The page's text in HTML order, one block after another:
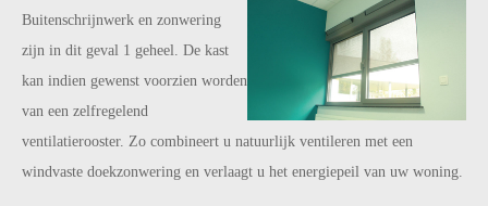
Buitenschrijnwerk en zonwering
zijn in dit geval 1 geheel. De kast
kan indien gewenst voorzien worden
van een zelfregelend
ventilatierooster. Zo combineert u natuurlijk ventileren met een
windvaste doekzonwering en verlaagt u het energiepeil van uw woning.